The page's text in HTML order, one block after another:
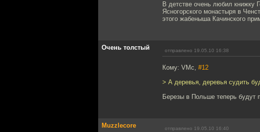
В детстве очень любил книжку
Ясногорского монастыря в
этого жабеныша Качинского
Очень толстый отправлено 19.05.10 16:38
Кому: VMc, #12
> А деревья, деревья судить
Березы в Польше теперь будут
Muzzlecore отправлено 19.05.10 16:40